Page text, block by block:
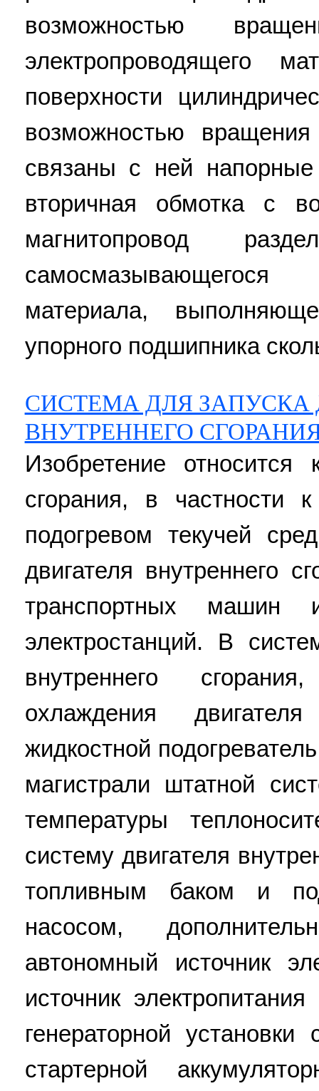
возможностью
электропроводящего
поверхности
возможностью
связаны с ней напорные
вторичная обмотка с
магнитопровод
самосмазывающегося
материала,
упорного подшипника
СИСТЕМА ДЛЯ ЗАПУСКА
ВНУТРЕННЕГО
Изобретение относится
сгорания, в частности
подогревом текучей
двигателя внутреннего
транспортных машин
электростанций. В
внутреннего
охлаждения
жидкостной
магистрали штатной
температуры
систему двигателя
топливным баком и
насосом,
автономный источник
источник
генераторной
стартерной